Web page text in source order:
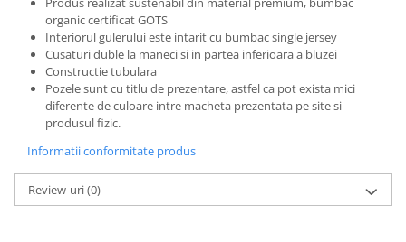
organic certificat GOTS
Interiorul gulerului este intarit cu bumbac single jersey
Cusaturi duble la maneci si in partea inferioara a bluzei
Constructie tubulara
Pozele sunt cu titlu de prezentare, astfel ca pot exista mici
diferente de culoare intre macheta prezentata pe site si
produsul fizic.
Informatii conformitate produs
Review-uri(0)